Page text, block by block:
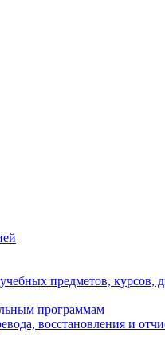
предметов,
программам
восстановления и